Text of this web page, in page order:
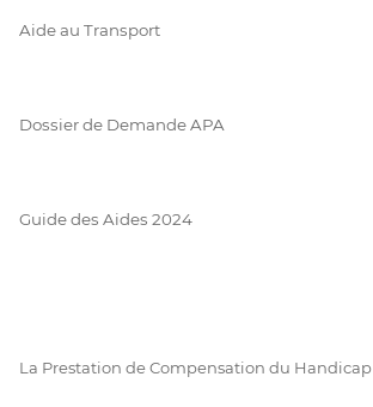
Aide au Transport
Dossier de Demande APA
Guide des Aides 2024
La Prestation de Compensation du Handicap